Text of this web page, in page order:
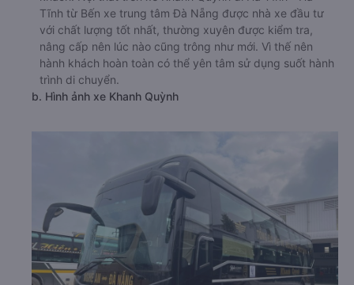
Tĩnh từ Bến xe trung tâm Đà Nẵng được nhà xe đầu tư
với chất lượng tốt nhất, thường xuyên được kiểm tra,
nâng cấp nên lúc nào cũng trông như mới. Vì thế nên
hành khách hoàn toàn có thể yên tâm sử dụng suốt hành
trình di chuyển.
b. Hình ảnh xe Khanh Quỳnh